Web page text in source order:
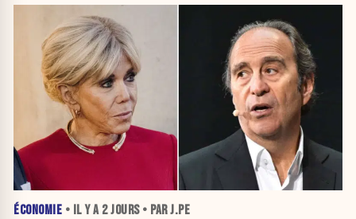
ÉCONOMIE • IL Y A 2 JOURS• PAR J.PE